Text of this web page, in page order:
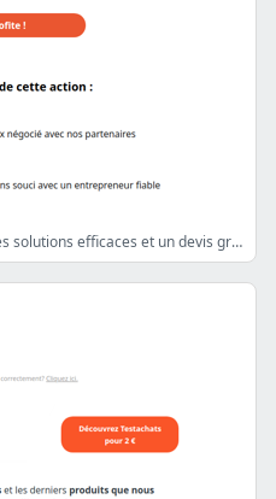
Humidité dans votre logement ? Des solutions efficaces et un devis gratuit